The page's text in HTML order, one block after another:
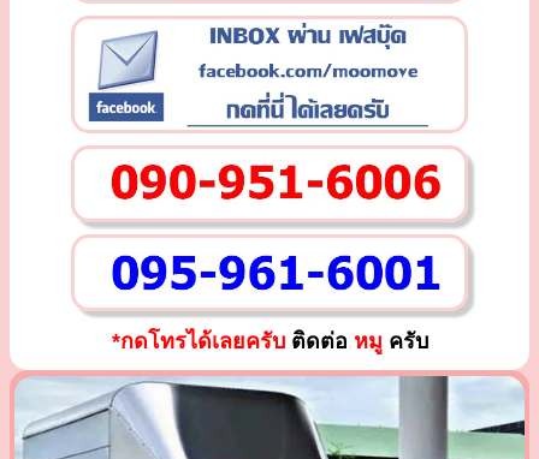
*กดโทรได้เลยครับติดต่อ หมู ครับ